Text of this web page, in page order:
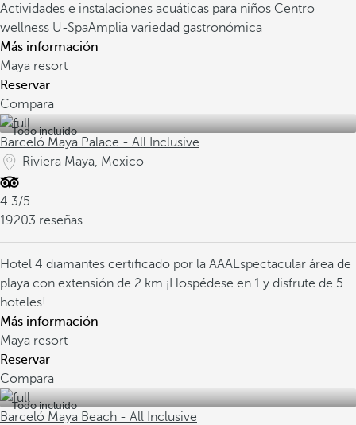
Actividades e instalaciones acuáticas para niños Centro
wellness U-SpaAmplia variedad gastronómica
Más información
Maya resort
Reservar
Compara
Todo incluido
Barceló Maya Palace - All Inclusive
Riviera Maya, Mexico
4.3/5
19203 reseñas
Hotel 4 diamantes certificado por la AAAEspectacular área de
playa con extensión de 2 km ¡Hospédese en 1 y disfrute de 5
hoteles!
Más información
Maya resort
Reservar
Compara
Todo incluido
Barceló Maya Beach - All Inclusive